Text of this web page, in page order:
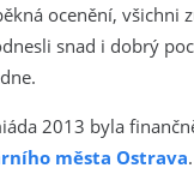
ocenění, všichni
snad i dobrý
2013 byla
města Ostrava.